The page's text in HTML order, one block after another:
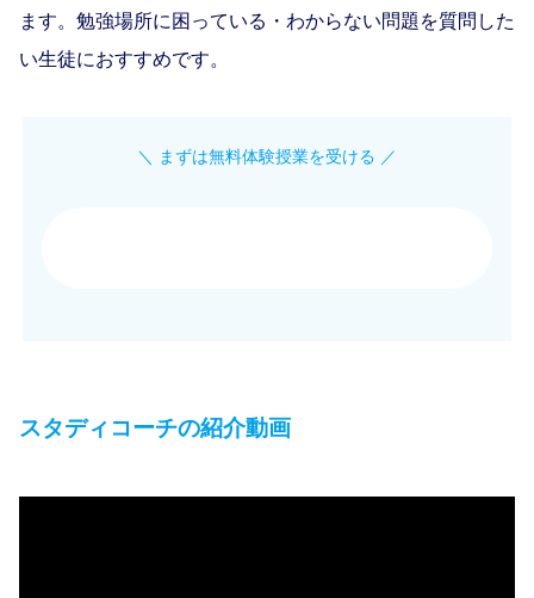
ます。勉強場所に困っている・わからない問題を質問した
い生徒におすすめです。
＼ まずは無料体験授業を受ける ／
スタディコーチの紹介動画